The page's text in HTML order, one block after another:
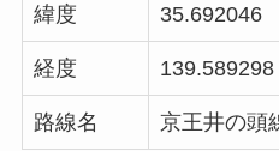
緯度 35.692046
経度 139.589298
路線名 京王井の頭